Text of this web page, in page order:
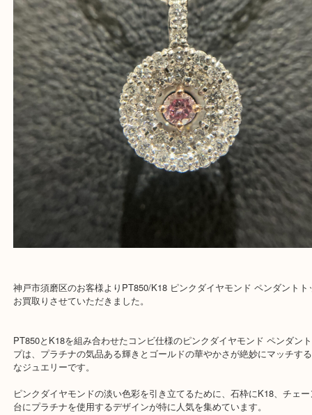
神戸市須磨区のお客様よりPT850/K18 ピンクダイヤモンド ペンダ
お買取りさせていただきました。